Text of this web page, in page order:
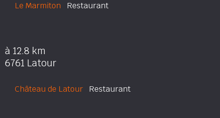
Le Marmiton Restaurant
à 12.8 km
6761 Latour
Château de Latour Restaurant